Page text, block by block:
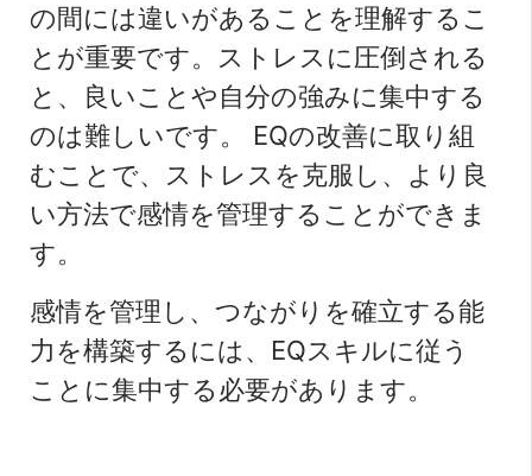
の間には違いがあることを理解するこ
とが重要です。ストレスに圧倒される
と、良いことや自分の強みに集中する
のは難しいです。 EQの改善に取り組
むことで、ストレスを克服し、より良
い方法で感情を管理することができま
す。
感情を管理し、つながりを確立する能
力を構築するには、EQスキルに従う
ことに集中する必要があります。